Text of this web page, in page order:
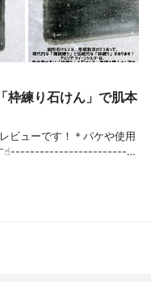
枠練り石けん」で肌本
ビューです！＊パケや使用
す☝︎------------------------…